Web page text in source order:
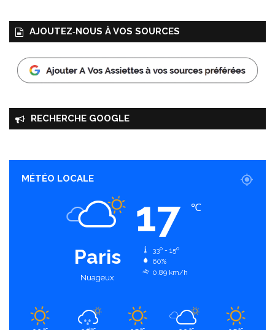
AJOUTEZ‑NOUS À VOS SOURCES
RECHERCHE GOOGLE
MÉTÉO LOCALE
Paris
Nuageux
17 ℃
33º - 15º
60%
0.89 km/h